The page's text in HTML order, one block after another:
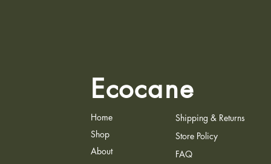
Ecocane
Home
Shop
About
Shipping & Returns
Store Policy
FAQ